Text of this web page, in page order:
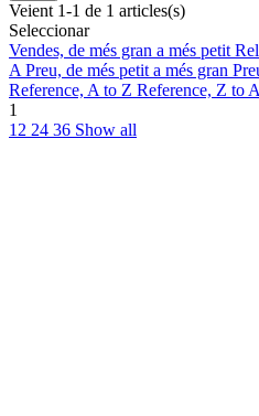
Veient 1-1 de 1 articles(s)
Seleccionar
Vendes, de més gran a més petit
APreu, de més petit a més gran
Reference, A to Z Reference, Z to
1
12 24 36 Show all